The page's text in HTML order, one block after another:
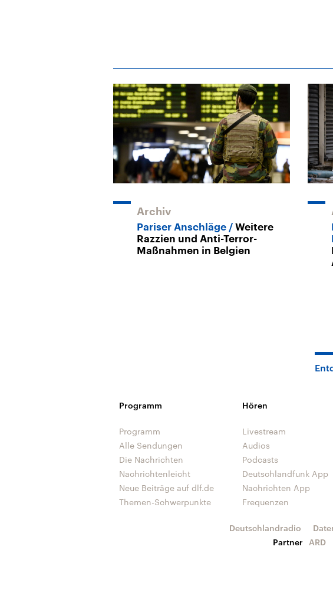
Archiv
Pariser Anschläge
Weitere
Razzien und Anti-Terror-
Maßnahmen in Belgien
Programm
Programm
Alle Sendungen
Die Nachrichten
Nachrichtenleicht
Neue Beiträge auf dlf.de
Themen-Schwerpunkte
Hören
Livestream
Audios
Podcasts
Deutschlandfunk App
Nachrichten App
Frequenzen
Deutschlandradio
Partner
ARD